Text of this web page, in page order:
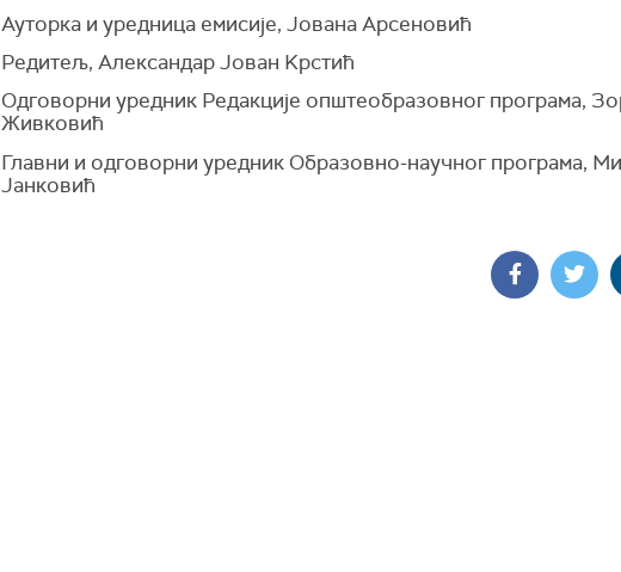
Ауторка и уредница емисије, Јована Арсеновић
Редитељ, Александар Јован Kрстић
Одговорни уредник Редакције општеобразовног програма,
Живковић
Главни и одговорни уредник Образовно-научног програма,
Јанковић